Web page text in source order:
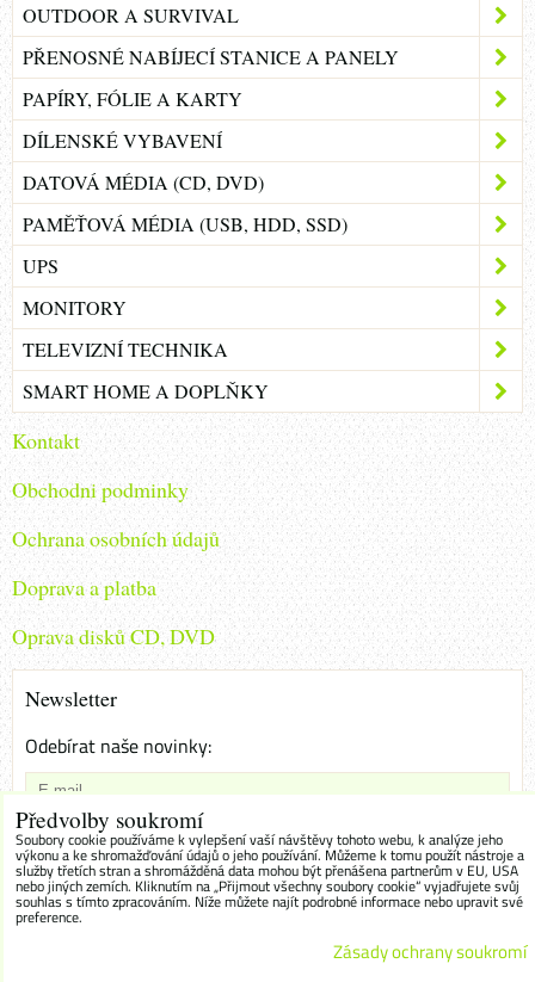
OUTDOOR A SURVIVAL
PŘENOSNÉ NABÍJECÍ STANICE A PANELY
PAPÍRY, FÓLIE A KARTY
DÍLENSKÉ VYBAVENÍ
DATOVÁ MÉDIA (CD, DVD)
PAMĚŤOVÁ MÉDIA (USB, HDD, SSD)
UPS
MONITORY
TELEVIZNÍ TECHNIKA
SMART HOME A DOPLŇKY
Kontakt
Obchodni podminky
Ochrana osobních údajů
Doprava a platba
Oprava disků CD, DVD
Newsletter
Odebírat naše novinky:
Chci se přihlásit k odběru novinek e-mailem
Odebírat
Předvolby soukromí
Soubory cookie používáme k vylepšení vaší návštěvy tohoto webu, k analýze jeho
výkonu a ke shromažďování údajů o jeho používání. Můžeme k tomu použít nástroje a
služby třetích stran a shromážděná data mohou být přenášena partnerům v EU, USA
nebo jiných zemích. Kliknutím na „Přijmout všechny soubory cookie“ vyjadřujete svůj
souhlas s tímto zpracováním. Níže můžete najít podrobné informace nebo upravit své
preference.
Zásady ochrany soukromí